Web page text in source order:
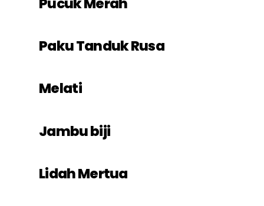
Paku Tanduk Rusa
Melati
Jambu biji
Lidah Mertua